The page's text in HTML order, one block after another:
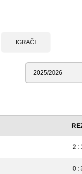
IGRAČI
Sezona
2 :
0 :